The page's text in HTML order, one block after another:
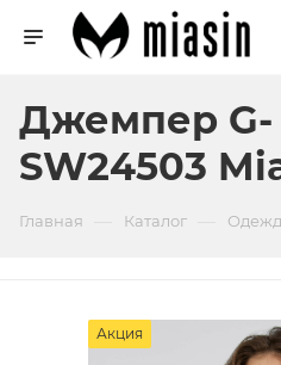
Джемпер G-
SW24503
Главная Каталог
Акция